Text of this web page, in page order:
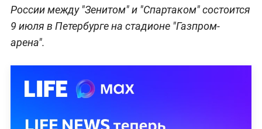
России между "Зенитом" и "Спартаком" состоится
9 июля в Петербурге на стадионе "Газпром-
арена".